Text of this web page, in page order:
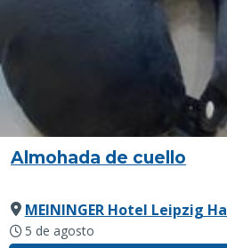
Almohada de cuello
MEININGER Hotel Leipzig
5 de agosto